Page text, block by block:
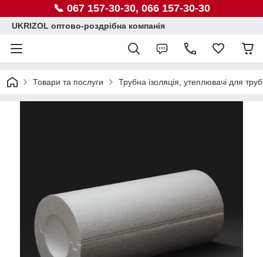
📞 067 157-30-30, 066 157-30-30
UKRIZOL оптово-роздрібна компанія
Товари та послуги Трубна ізоляція, утеплювачі для труб